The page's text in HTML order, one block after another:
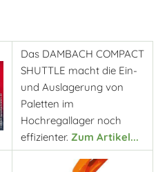
Das DAMBACH COMPACT
SHUTTLE macht die Ein-
und Auslagerung von
Paletten im
Hochregallager noch
effizienter. Zum Artikel...